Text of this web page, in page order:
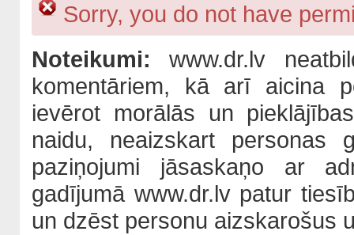
Sorry, you do not have
Noteikumi:www.dr.lv
komentāriem, kā arī aicina
ievērot morālās un
naidu, neaizskart personas
paziņojumi jāsaskaņo ar
gadījumā www.dr.lv patur
un dzēst personu aizskarošus